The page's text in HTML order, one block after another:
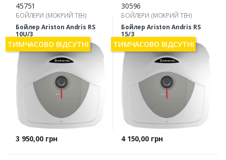
45751
БОЙЛЕРИ (МОКРИЙ ТЕН)
Бойлер Ariston Andris RS
10U/3
Ціна
3 950,00 грн
ТИМЧАСОВО ВІДСУТНІ
30596
БОЙЛЕРИ (МОКРИЙ ТЕН)
Бойлер Ariston Andris RS
15/3
Ціна
4 150,00 грн
ТИМЧАСОВО ВІДСУТНІ